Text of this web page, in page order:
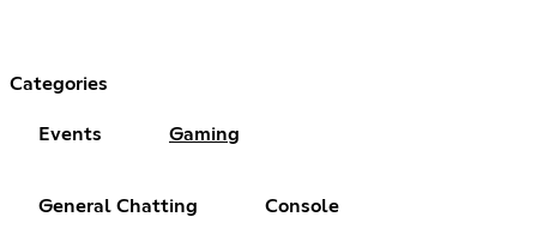
Categories
Events Gaming
General Chatting Console